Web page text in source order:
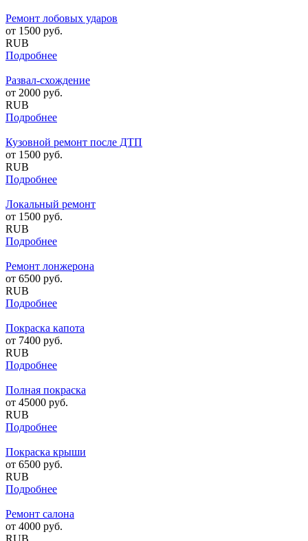
Ремонт лобовых ударов
от 1500 руб.
RUB
Подробнее
Развал-схождение
от 2000 руб.
RUB
Подробнее
Кузовной ремонт после ДТП
от 1500 руб.
RUB
Подробнее
Локальный ремонт
от 1500 руб.
RUB
Подробнее
Ремонт лонжерона
от 6500 руб.
RUB
Подробнее
Покраска капота
от 7400 руб.
RUB
Подробнее
Полная покраска
от 45000 руб.
RUB
Подробнее
Покраска крыши
от 6500 руб.
RUB
Подробнее
Ремонт салона
от 4000 руб.
RUB